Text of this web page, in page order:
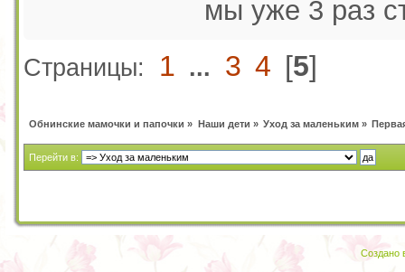
мы уже 3 раз
Страницы: 1 ... 3 4 [5]
Обнинские мамочки и папочки » Наши дети » Уход за маленьким»
Перейти в:
Создано